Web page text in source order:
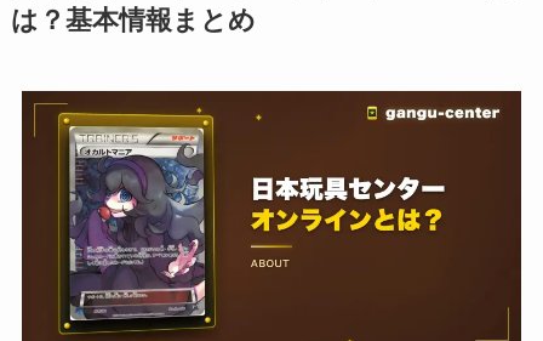
は？基本情報まとめ